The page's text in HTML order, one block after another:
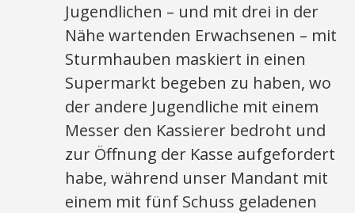
Jugendlichen – und mit drei in der
Nähe wartenden Erwachsenen – mit
Sturmhauben maskiert in einen
Supermarkt begeben zu haben, wo
der andere Jugendliche mit einem
Messer den Kassierer bedroht und
zur Öffnung der Kasse aufgefordert
habe, während unser Mandant mit
einem mit fünf Schuss geladenen